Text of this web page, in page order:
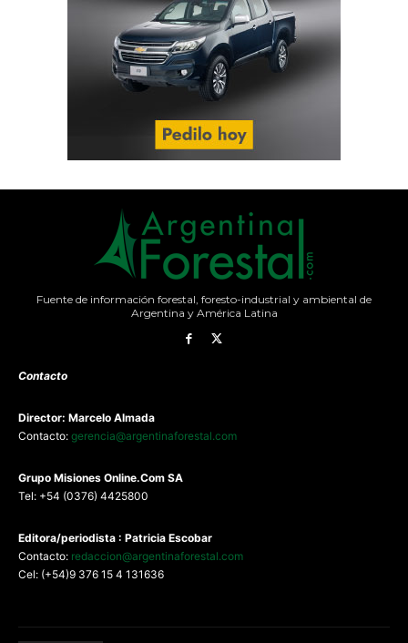
Fuente de información forestal, foresto-industrial y ambiental de
Argentina y América Latina
Contacto
Director: Marcelo Almada
Contacto: gerencia@argentinaforestal.com
Grupo Misiones Online.Com SA
Tel: +54 (0376) 4425800
Editora/periodista : Patricia Escobar
Contacto: redaccion@argentinaforestal.com
Cel: (+54)9 376 15 4 131636